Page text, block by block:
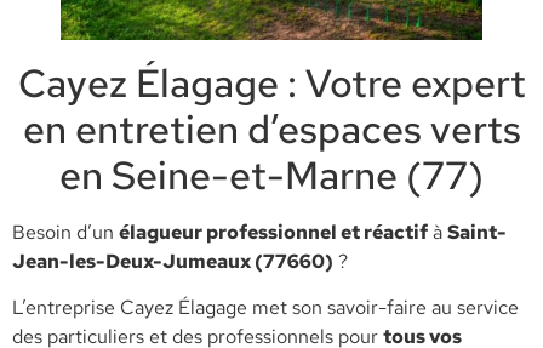
Cayez Élagage : Votre expert
en entretien d’espaces verts
en Seine-et-Marne (77)
​Besoin d’un élagueur professionnel et réactifàSaint-
Jean-les-Deux-Jumeaux (77660) ?
L’entreprise Cayez Élagage met son savoir-faire au service
des particuliers et des professionnels pourtous vos